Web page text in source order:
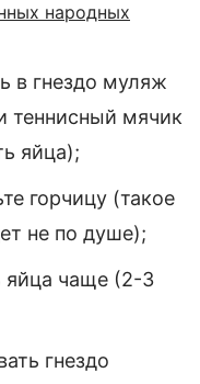
народных
в гнездо муляж
теннисный мячик
яйца);
горчицу (такое
не по душе);
яйца чаще (2-3
гнездо